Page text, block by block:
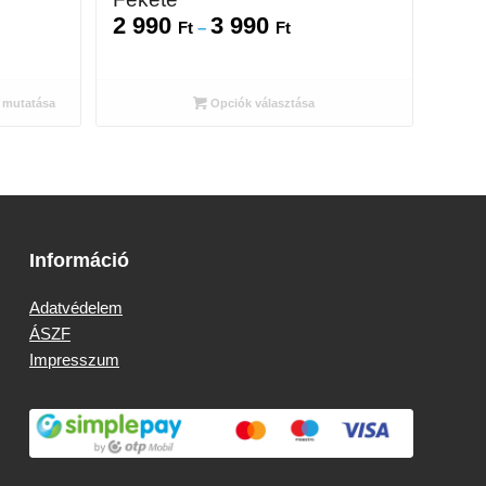
mutatása
2 990 Ft – 3 990 FtÁrtartomány:
-
Opciók választása
Információ
Adatvédelem
ÁSZF
Impresszum